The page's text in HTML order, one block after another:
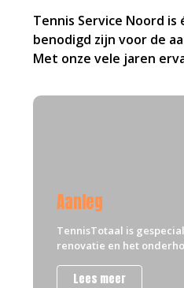
Tennis Service Noord
benodigd zijn voor de
Met onze vele jaren
Aanleg
TennisTotaal is
renovatie en het
Lees meer